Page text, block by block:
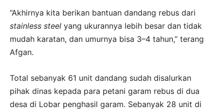
“Akhirnya kita berikan bantuan dandang rebus dari
stainless steel yang ukurannya lebih besar dan tidak
mudah karatan, dan umurnya bisa 3–4 tahun,” terang
Afgan.
Total sebanyak 61 unit dandang sudah disalurkan
pihak dinas kepada para petani garam rebus di dua
desa di Lobar penghasil garam. Sebanyak 28 unit di